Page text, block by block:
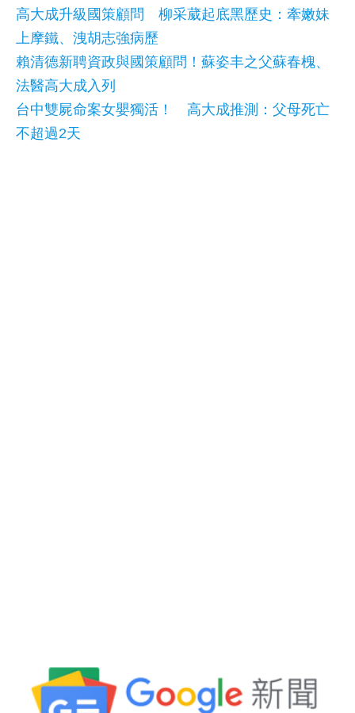
高大成升級國策顧問 柳采葳起底黑歷史：牽嫩妹
上摩鐵、洩胡志強病歷
賴清德新聘資政與國策顧問！蘇姿丰之父蘇春槐、
法醫高大成入列
台中雙屍命案女嬰獨活！ 高大成推測：父母死亡
不超過2天